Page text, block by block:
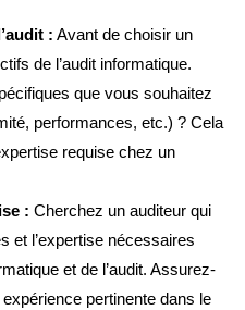
: Avant de choisir un
de l’audit informatique.
que vous souhaitez
performances, etc.) ? Cela
requise chez un
: Cherchez un auditeur qui
et l’expertise nécessaires
et de l’audit. Assurez-
pertinente dans le